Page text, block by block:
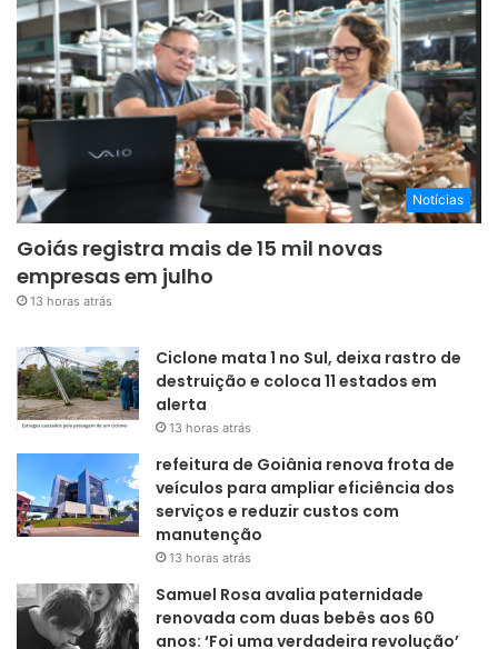
Notícias
Goiás registra mais de 15 mil novas
empresas em julho
13 horas atrás
Ciclone mata 1 no Sul, deixa rastro de
destruição e coloca 11 estados em
alerta
13 horas atrás
refeitura de Goiânia renova frota de
veículos para ampliar eficiência dos
serviços e reduzir custos com
manutenção
13 horas atrás
Samuel Rosa avalia paternidade
renovada com duas bebês aos 60
anos: ‘Foi uma verdadeira revolução’